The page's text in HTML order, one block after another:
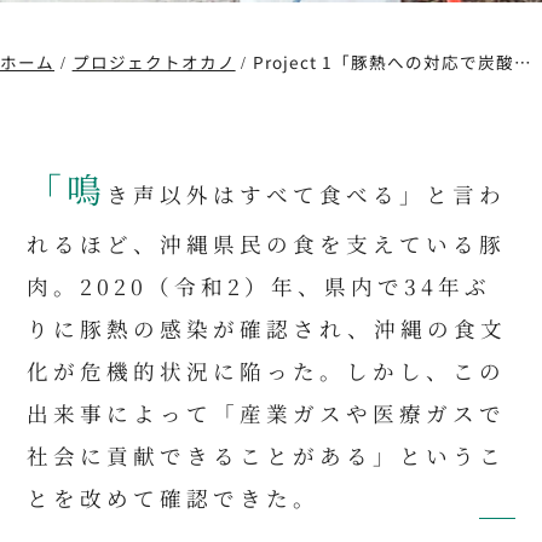
ホーム プロジェクトオカノ Project 1「豚熱への対応で炭酸ガスを供給」
「鳴 き声以外はすべて食べる」と言わ
れるほど、沖縄県民の食を支えている豚
肉。2020（令和2）年、県内で34年ぶ
りに豚熱の感染が確認され、沖縄の食文
化が危機的状況に陥った。しかし、この
出来事によって「産業ガスや医療ガスで
社会に貢献できることがある」というこ
とを改めて確認できた。